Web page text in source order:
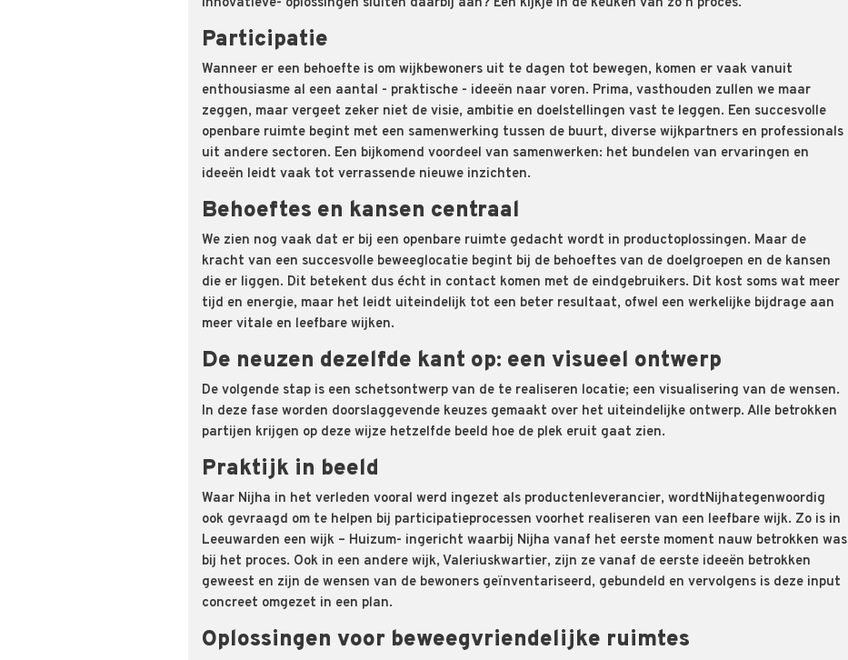
innovatieve- oplossingen sluiten daarbij aan? Een kijkje in de keuken van zo’n proces.
Participatie
Wanneer er een behoefte is om wijkbewoners uit te dagen tot bewegen, komen er vaak vanuit
enthousiasme al een aantal - praktische - ideeën naar voren. Prima, vasthouden zullen we maar
zeggen, maar vergeet zeker niet de visie, ambitie en doelstellingen vast te leggen. Een succesvolle
openbare ruimte begint met een samenwerking tussen de buurt, diverse wijkpartners en professionals
uit andere sectoren. Een bijkomend voordeel van samenwerken: het bundelen van ervaringen en
ideeën leidt vaak tot verrassende nieuwe inzichten.
Behoeftes en kansen centraal
We zien nog vaak dat er bij een openbare ruimte gedacht wordt in productoplossingen. Maar de
kracht van een succesvolle beweeglocatie begint bij de behoeftes van de doelgroepen en de kansen
die er liggen. Dit betekent dus écht in contact komen met de eindgebruikers. Dit kost soms wat meer
tijd en energie, maar het leidt uiteindelijk tot een beter resultaat, ofwel een werkelijke bijdrage aan
meer vitale en leefbare wijken.
De neuzen dezelfde kant op: een visueel ontwerp
De volgende stap is een schetsontwerp van de te realiseren locatie; een visualisering van de wensen.
In deze fase worden doorslaggevende keuzes gemaakt over het uiteindelijke ontwerp. Alle betrokken
partijen krijgen op deze wijze hetzelfde beeld hoe de plek eruit gaat zien.
Praktijk in beeld
Waar Nijha in het verleden vooral werd ingezet als productenleverancier, wordtNijhategenwoordig
ook gevraagd om te helpen bij participatieprocessen voorhet realiseren van een leefbare wijk. Zo is in
Leeuwarden een wijk – Huizum- ingericht waarbij Nijha vanaf het eerste moment nauw betrokken was
bij het proces. Ook in een andere wijk, Valeriuskwartier, zijn ze vanaf de eerste ideeën betrokken
geweest en zijn de wensen van de bewoners geïnventariseerd, gebundeld en vervolgens is deze input
concreet omgezet in een plan.
Oplossingen voor beweegvriendelijke ruimtes